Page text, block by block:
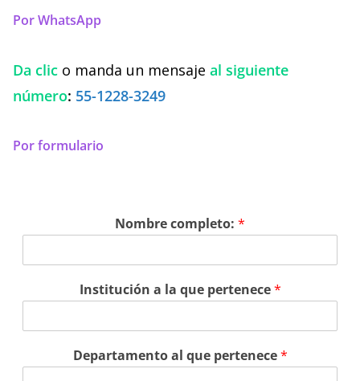
Por WhatsApp
Da clic o manda un mensaje al siguiente
número: 55-1228-3249
Por formulario
Nombre completo: *
Institución a la que pertenece*
Departamento al que pertenece*